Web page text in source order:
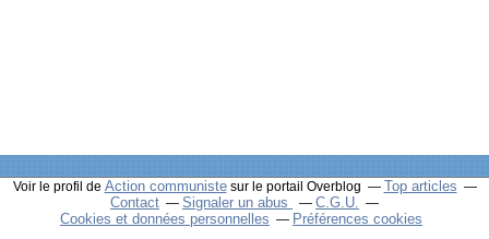
Voir le profil de Action communistesur le portail Overblog
Top articles
Contact
Signaler un abus
C.G.U.
Cookies et données personnelles
Préférences cookies